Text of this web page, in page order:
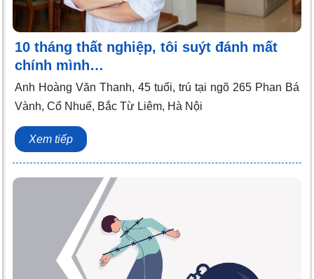
10 tháng thất nghiệp, tôi suýt đánh mất
chính mình…
Anh Hoàng Văn Thanh, 45 tuổi, trú tại ngõ 265 Phan Bá
Vành, Cổ Nhuế, Bắc Từ Liêm, Hà Nội
Xem tiếp